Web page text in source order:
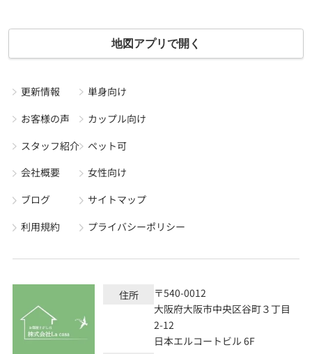
地図アプリで開く
更新情報
お客様の声
スタッフ紹介
会社概要
ブログ
利用規約
単身向け
カップル向け
ペット可
女性向け
サイトマップ
プライバシーポリシー
住所
〒540-0012
大阪府大阪市中央区谷町３丁目
2-12
日本エルコートビル 6F